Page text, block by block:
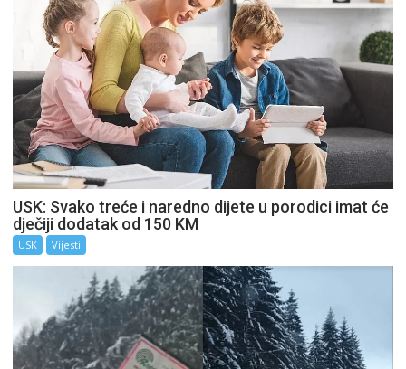
USK: Svako treće i naredno dijete u porodici imat će
dječiji dodatak od 150 KM
USK Vijesti